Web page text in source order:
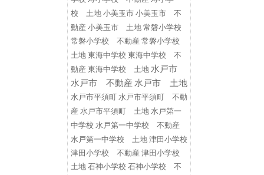
校 土地 小美玉市 小美玉市 不
動産 小美玉市 土地 常磐小学校
常磐小学校 不動産 常磐小学校
土地 東海中学校 東海中学校 不
動産 東海中学校 土地 水戸市
水戸市 不動産 水戸市 土地
水戸市平須町
水戸市平須町 不動
産 水戸市平須町 土地 水戸第一
中学校 水戸第一中学校 不動産
水戸第一中学校 土地 津田小学校
津田小学校 不動産 津田小学校
土地 石神小学校 石神小学校 不